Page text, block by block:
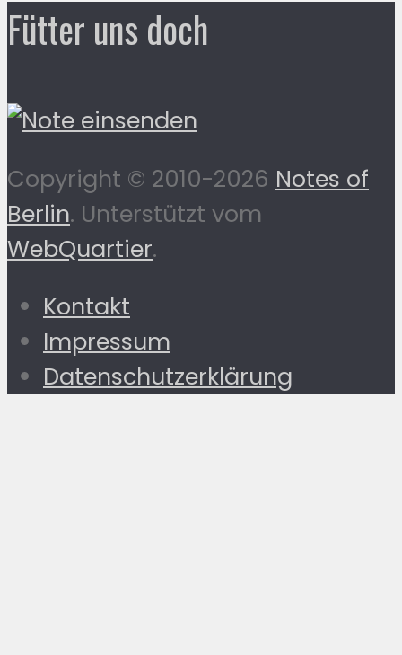
Fütter uns doch
Copyright © 2010-2026 Notes of
Berlin. Unterstützt vom
WebQuartier.
Kontakt
Impressum
Datenschutzerklärung